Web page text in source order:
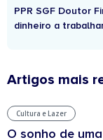
PPR SGF Doutor
dinheiro a
Artigos mais
Cultura e Lazer
O sonho de